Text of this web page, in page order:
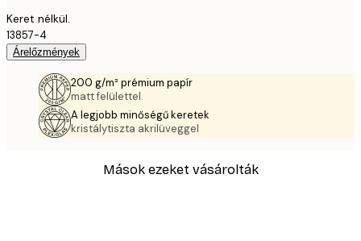
Keret nélkül.
13857-4
Árelőzmények
200 g/m² prémium papír
matt felülettel.
A legjobb minőségű keretek
kristálytiszta akrilüveggel
Mások ezeket vásárolták